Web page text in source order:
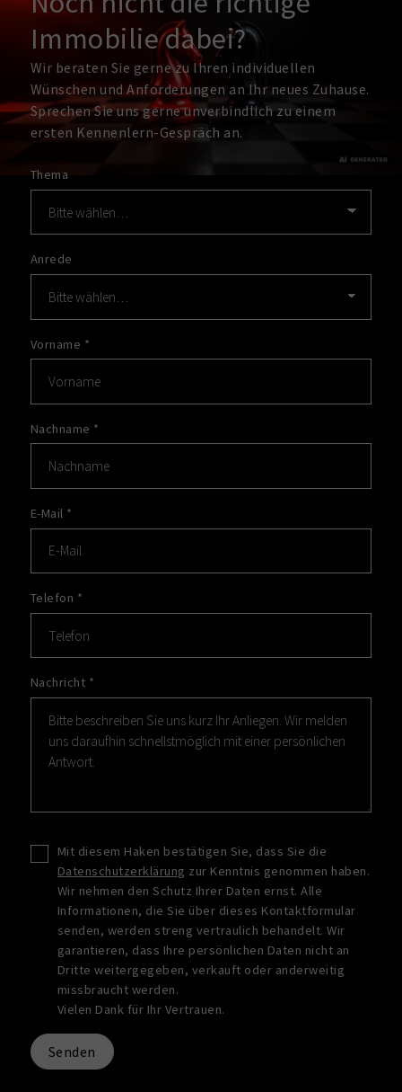
Immobilie dabei?
Wir beraten Sie gerne zu Ihren individuellen
Wünschen und Anforderungen an Ihr neues Zuhause.
Sprechen Sie uns gerne unverbindlich zu einem
ersten Kennenlern-Gespräch an.
Thema
Anrede
Vorname *
Nachname *
E-Mail *
Telefon *
Nachricht *
Mit diesem Haken bestätigen Sie, dass Sie die
Datenschutzerklärung zur Kenntnis genommen haben.
Wir nehmen den Schutz Ihrer Daten ernst. Alle
Informationen, die Sie über dieses Kontaktformular
senden, werden streng vertraulich behandelt. Wir
garantieren, dass Ihre persönlichen Daten nicht an
Dritte weitergegeben, verkauft oder anderweitig
missbraucht werden.
Vielen Dank für Ihr Vertrauen.
Senden